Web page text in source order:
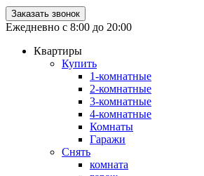
Заказать звонок
Ежедневно с 8:00 до 20:00
Квартиры
Купить
1-комнатные
2-комнатные
3-комнатные
4-комнатные
Комнаты
Гаражи
Снять
комната